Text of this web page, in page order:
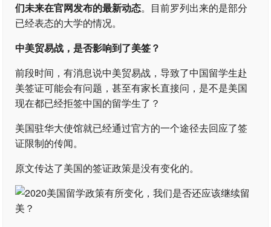
们未来在官网发布的最新动态。目前罗列出来的是部分
已经表态的大学的情况。
中美贸易战，是否影响到了美签？
前段时间，有消息说中美贸易战，导致了中国留学生赴
美签证可能会有问题，甚至有家长直接问，是不是美国
现在都已经拒签中国的留学生了？
美国驻华大使馆就已经通过官方的一个途径去回应了签
证限制的传闻。
原文传达了美国的签证政策是没有变化的。